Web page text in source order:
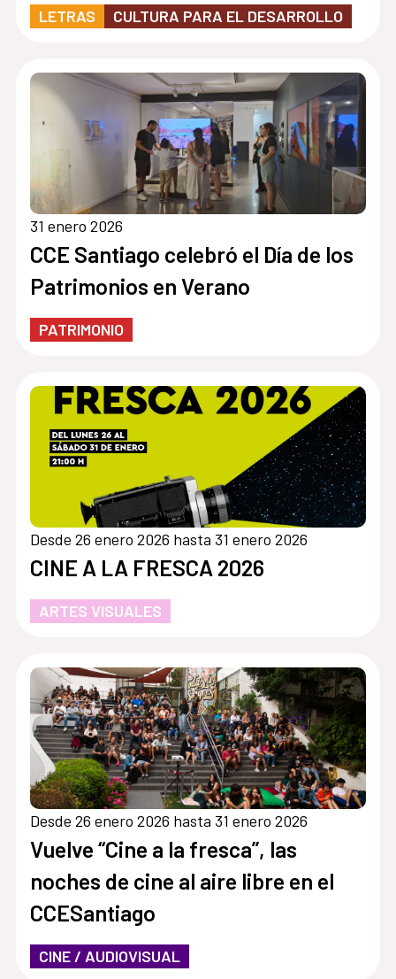
LETRAS CULTURA PARA EL DESARROLLO
31 enero 2026
CCE Santiago celebró el Día de los
Patrimonios en Verano
PATRIMONIO
Desde 26 enero 2026 hasta 31 enero 2026
CINE A LA FRESCA 2026
ARTES VISUALES
Desde 26 enero 2026 hasta 31 enero 2026
Vuelve “Cine a la fresca”, las
noches de cine al aire libre en el
CCESantiago
CINE / AUDIOVISUAL